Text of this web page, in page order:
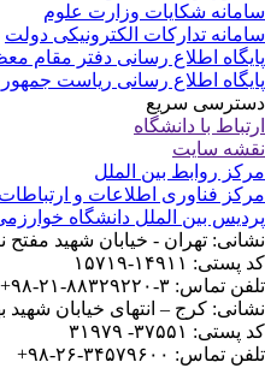
شکایات وزارت علوم
تدارکات الکترونیکی دولت
اطلاع رسانی دفتر مقام
اطلاع رسانی ریاست
سریع
با دانشگاه
سایت
روابط بین الملل
فناوری اطلاعات و ارتباطات
بین الملل دانشگاه
تهران - خیابان شهید مفتح
۱۴۹۱۱-۱۵۷۱۹
تماس: ۳-۸۸۳۲۹۲۲۰-۲۱-۹۸+
کرج – انتهای خیابان شهید
۳۷۵۵۱- ۳۱۹۷۹
تماس: ۳۴۵۷۹۶۰۰-۲۶-۹۸+